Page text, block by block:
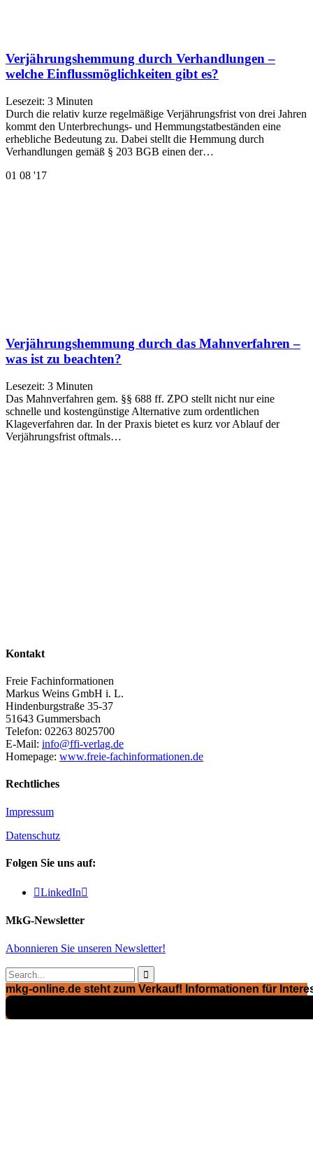
Verjährungshemmung durch Verhandlungen –
welche Einflussmöglichkeiten gibt es?
Lesezeit: 3 Minuten
Durch die relativ kurze regelmäßige Verjährungsfrist von drei Jahren
kommt den Unterbrechungs- und Hemmungstatbeständen eine
erhebliche Bedeutung zu. Dabei stellt die Hemmung durch
Verhandlungen gemäß § 203 BGB einen der…
01 08 '17
Verjährungshemmung durch das Mahnverfahren –
was ist zu beachten?
Lesezeit: 3 Minuten
Das Mahnverfahren gem. §§ 688 ff. ZPO stellt nicht nur eine
schnelle und kostengünstige Alternative zum ordentlichen
Klageverfahren dar. In der Praxis bietet es kurz vor Ablauf der
Verjährungsfrist oftmals…
Kontakt
Freie Fachinformationen
Markus Weins GmbH i. L.
Hindenburgstraße 35-37
51643 Gummersbach
Telefon: 02263 8025700
E-Mail: info@ffi-verlag.de
Homepage: www.freie-fachinformationen.de
Rechtliches
Impressum
Datenschutz
Folgen Sie uns auf:
LinkedIn
MkG-Newsletter
Abonnieren Sie unseren Newsletter!

mkg-online.de steht zum Verkauf! Informationen für